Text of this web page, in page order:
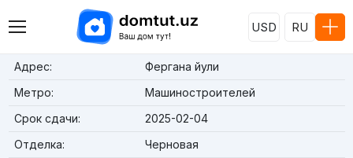
USD RU
Адрес:
Фергана йули
Метро:
Машиностроителей
Срок сдачи:
2025-02-04
Отделка:
Черновая